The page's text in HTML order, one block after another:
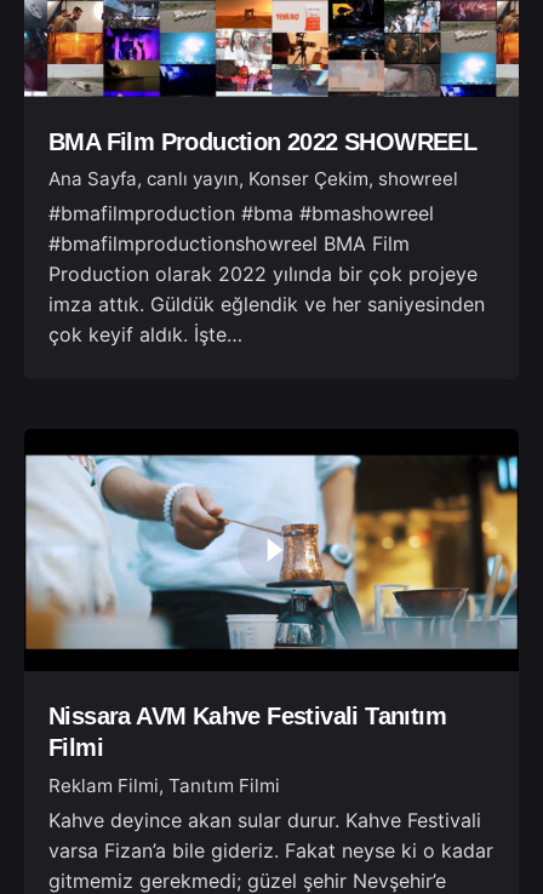
BMA Film Production 2022 SHOWREEL
Ana Sayfa canlı yayın Konser Çekim showreel
#bmafilmproduction #bma #bmashowreel
#bmafilmproductionshowreel BMA Film
Production olarak 2022 yılında bir çok projeye
imza attık. Güldük eğlendik ve her saniyesinden
çok keyif aldık. İşte…
Nissara AVM Kahve Festivali Tanıtım
Filmi
Reklam Filmi Tanıtım Filmi
Kahve deyince akan sular durur. Kahve Festivali
varsa Fizan’a bile gideriz. Fakat neyse ki o kadar
gitmemiz gerekmedi; güzel şehir Nevşehir’e